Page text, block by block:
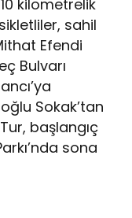
kilometrelik
sahil
Efendi
Bulvarı
Sokak’tan
başlangıç
sona